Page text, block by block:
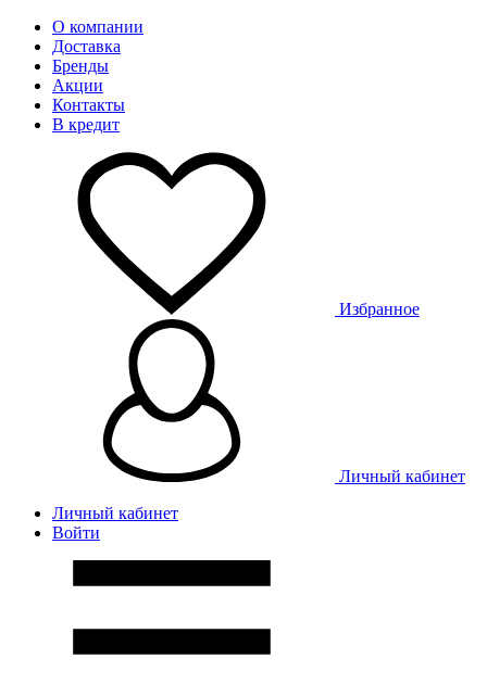
О компании
Доставка
Бренды
Акции
Контакты
В кредит
Избранное
Личный кабинет
Личный кабинет
Войти